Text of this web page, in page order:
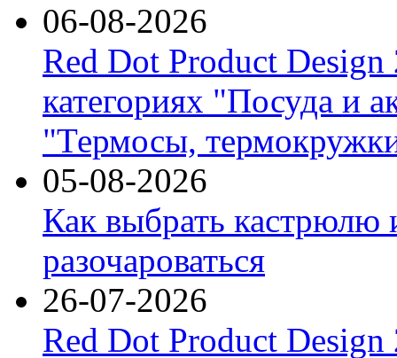
06-08-2026
Red Dot Product Design
категориях "Посуда и
"Термосы,
05-08-2026
Как выбрать кастрюлю
разочароваться
26-07-2026
Red Dot Product Design